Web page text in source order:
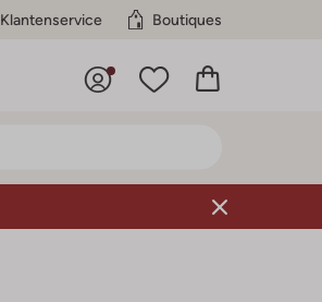
Klantenservice Boutiques